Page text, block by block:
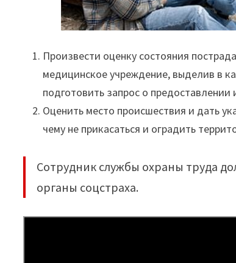
Произвести оценку состояния
медицинское учреждение, выделив в
подготовить запрос о
Оценить место происшествия и дать
чему не прикасаться и оградить
Сотрудник службы охраны труда
органы соцстраха.